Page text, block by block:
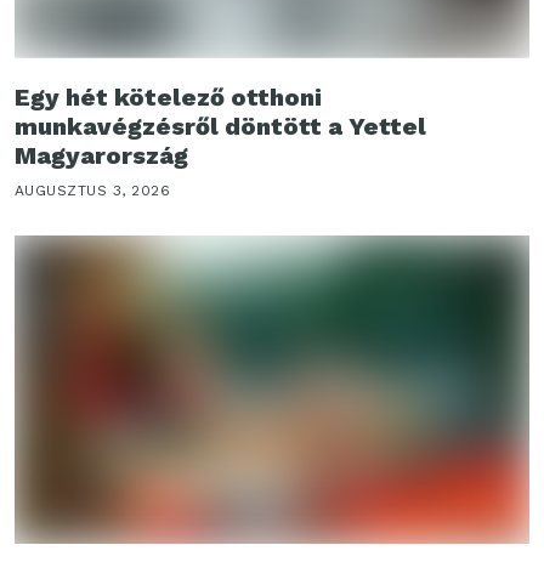
Egy hét kötelező otthoni
munkavégzésről döntött a Yettel
Magyarország
AUGUSZTUS 3, 2026